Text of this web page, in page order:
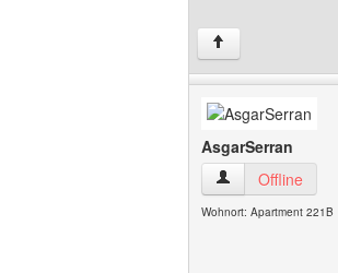
↑
AsgarSerran
AsgarSerran
Offline
Wohnort: Apartment 221B